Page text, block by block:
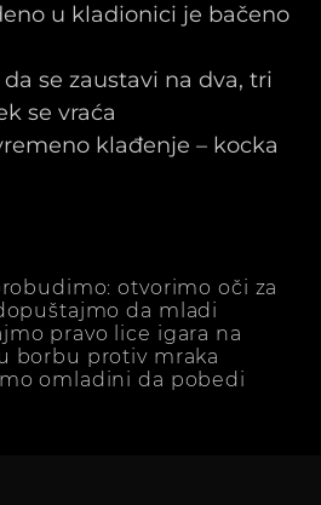
u kladionici je bačeno
se zaustavi na dva, tri
se vraća
klađenje – kocka
otvorimo oči za
da mladi
pravo lice igara na
borbu protiv mraka
omladini da pobedi